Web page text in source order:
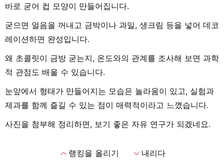
바로 굳어 컵 모양이 만들어집니다.
굳으면 얼음을 꺼내고 금박이나 과일, 생크림 등을 넣어 데코
레이션하면 완성입니다.
왜 초콜릿이 금방 굳는지, 온도와의 관계를 조사해 보면 과학
적 관점도 배울 수 있습니다.
눈앞에서 형태가 만들어지는 모습은 놀라움이 있고, 실험과
제과를 함께 즐길 수 있는 점이 매력적이라고 느꼈습니다.
사진을 첨부해 정리하면, 보기 좋은 자유 연구가 되겠네요.
expand_less랭킹을 올리기 expand_more내리다